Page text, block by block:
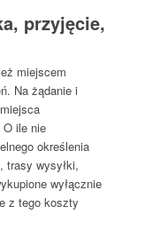
przyjęcie,
miejscem
Na żądanie i
ile nie
określenia
trasy wysyłki,
wyłącznie
z tego koszty